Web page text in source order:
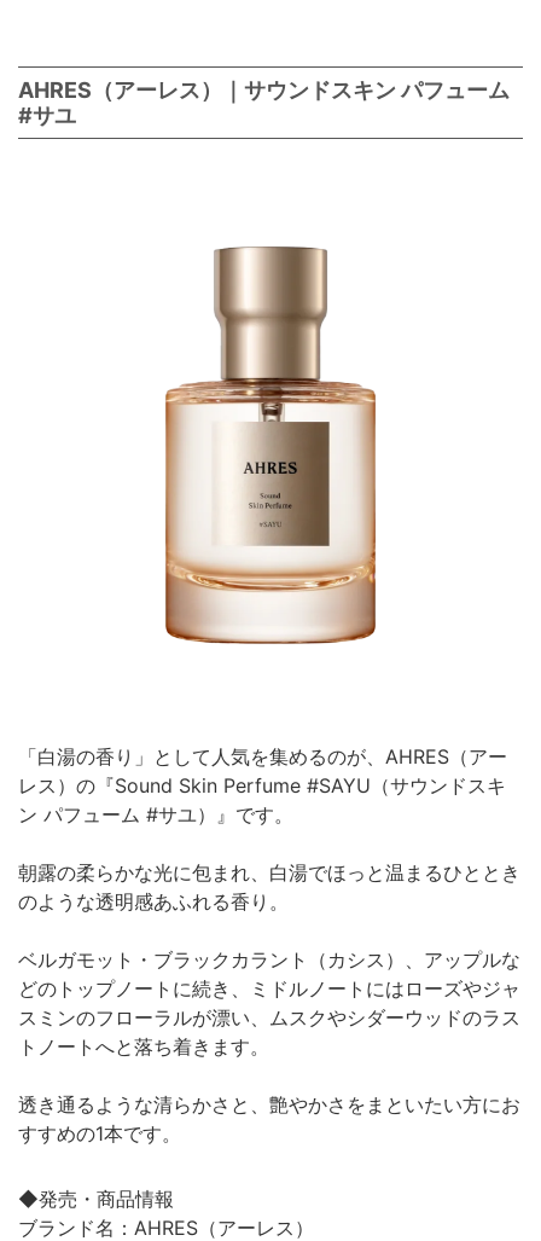
AHRES（アーレス）｜サウンドスキン パフューム
#サユ
「白湯の香り」として人気を集めるのが、AHRES（アー
レス）の『Sound Skin Perfume #SAYU（サウンドスキ
ン パフューム #サユ）』です。
朝露の柔らかな光に包まれ、白湯でほっと温まるひととき
のような透明感あふれる香り。
ベルガモット・ブラックカラント（カシス）、アップルな
どのトップノートに続き、ミドルノートにはローズやジャ
スミンのフローラルが漂い、ムスクやシダーウッドのラス
トノートへと落ち着きます。
透き通るような清らかさと、艶やかさをまといたい方にお
すすめの1本です。
◆発売・商品情報
ブランド名：AHRES（アーレス）